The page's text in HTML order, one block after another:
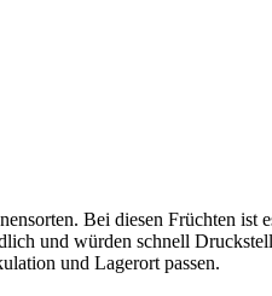
Bei diesen Früchten ist
und würden schnell
und Lagerort passen.